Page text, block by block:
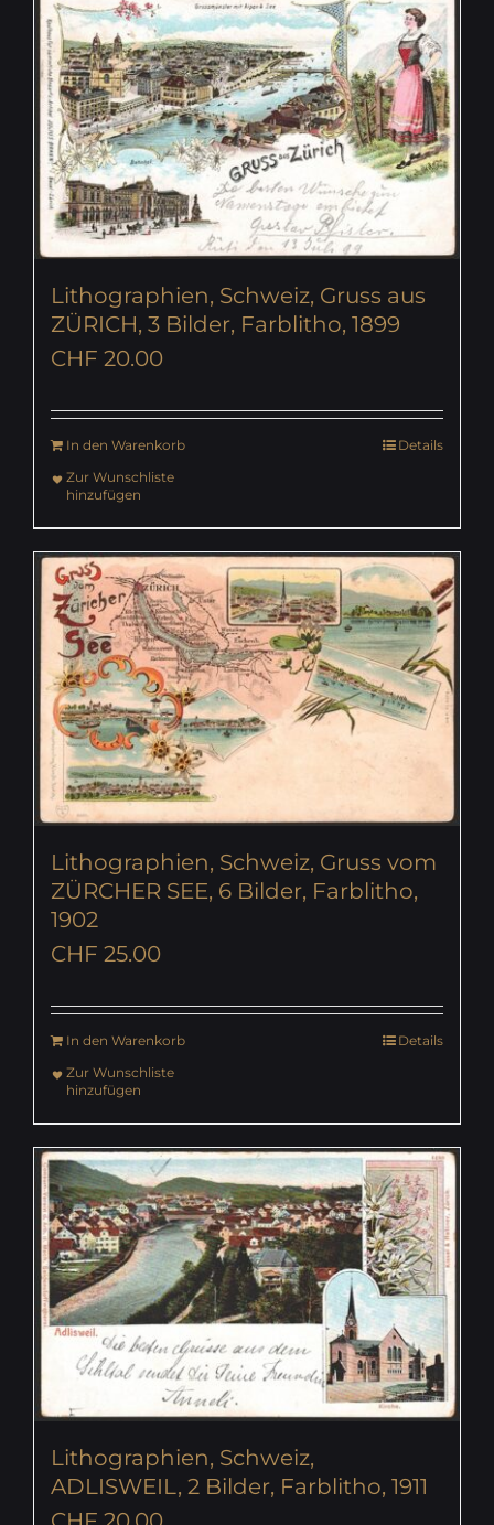
Lithographien, Schweiz, Gruss aus
ZÜRICH, 3 Bilder, Farblitho, 1899
CHF 20.00
In den Warenkorb
Details
Zur Wunschliste
hinzufügen
Lithographien, Schweiz, Gruss vom
ZÜRCHER SEE, 6 Bilder, Farblitho,
1902
CHF 25.00
In den Warenkorb
Details
Zur Wunschliste
hinzufügen
Lithographien, Schweiz,
ADLISWEIL, 2 Bilder, Farblitho, 1911